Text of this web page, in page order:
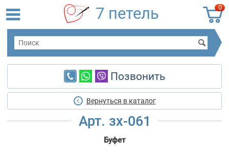
0
7 петель
Позвонить
Вернуться в каталог
Арт. зх-061
Буфет